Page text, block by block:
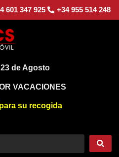
601 347 925 +34 955 514 248
23 de Agosto
VACACIONES
su recogida